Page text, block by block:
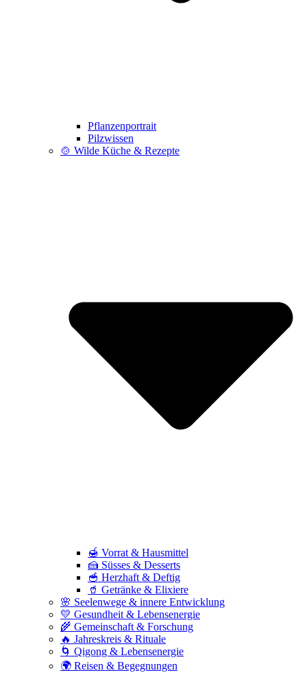
Pflanzenportrait
Pilzwissen
🍲 Wilde Küche & Rezepte
🍯 Vorrat & Hausmittel
🍰 Süsses & Desserts
🥣 Herzhaft & Deftig
🥤 Getränke & Elixiere
🌸 Seelenwege & innere Entwicklung
💛 Gesundheit & Lebensenergie
🌾 Gemeinschaft & Forschung
🔥 Jahreskreis & Rituale
🌀 Qigong & Lebensenergie
🌍 Reisen & Begegnungen